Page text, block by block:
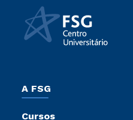
A FSG
Cursos